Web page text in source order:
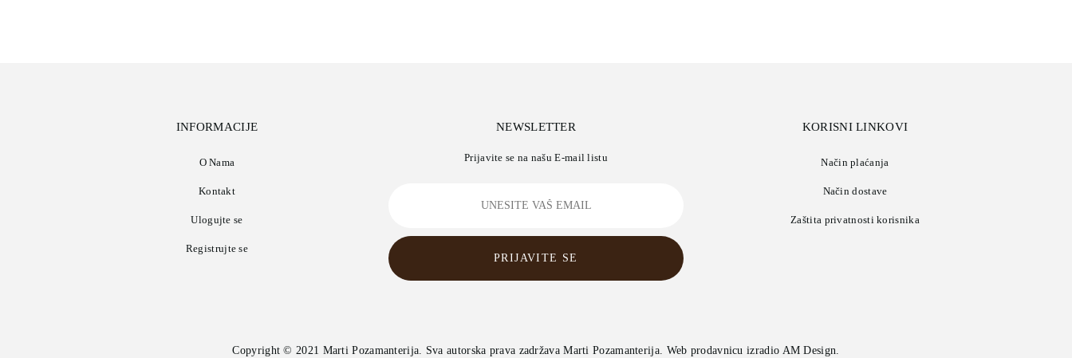
INFORMACIJE
O Nama
Kontakt
Ulogujte se
Registrujte se
NEWSLETTER
Prijavite se na našu E-mail listu
PRIJAVITE SE
KORISNI LINKOVI
Način plaćanja
Način dostave
Zaštita privatnosti korisnika
Copyright © 2021 Marti Pozamanterija. Sva autorska prava zadržava Marti Pozamanterija. Web prodavnicu izradio AM Design.